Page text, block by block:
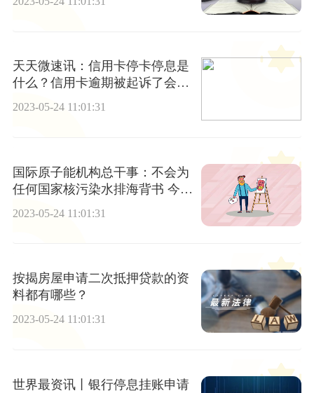
天天微速讯：信用卡停卡停息是
什么？信用卡逾期被起诉了会冻
结所有银行卡吗？
2023-05-24 11:01:31
国际原子能机构总干事：不会为
任何国家核污染水排海背书 今日
2023-05-24 11:01:31
按揭房屋申请二次抵押贷款的资
料都有哪些？
2023-05-24 11:01:31
世界最资讯丨银行停息挂账申请